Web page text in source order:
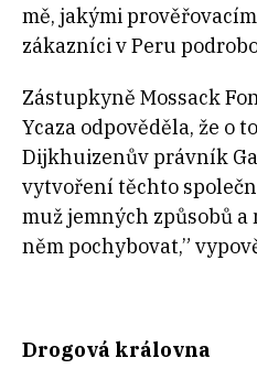
mě, jakými
zákazníci v Peru
Zástupkyně Mossack
Ycaza odpověděla, že o
Dijkhuizenův právník
vytvoření těchto
muž jemných způsobů a
něm pochybovat,”
Drogová královna